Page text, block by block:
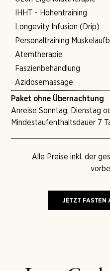
IHHT - Höhentraining
Longevity Infusion (Drip)
Personaltraining
Atemtherapie
Faszienbehandlung
Azidosemassage
Paket ohne Übernachtung
Anreise Sonntag, Dienstag
Mindestaufenthaltsdauer 7
Alle Preise inkl. der
JETZT FASTEN